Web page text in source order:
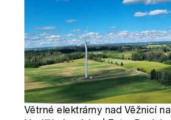
Větrné elektrárny nad Věžnicí na